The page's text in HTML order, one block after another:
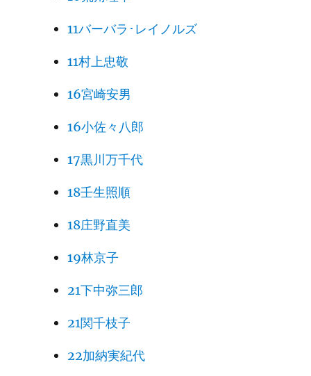
11バーバラ･レイノルズ
11村上忠敬
16宮崎安男
16小佐々八郎
17黒川万千代
18壬生照順
18庄野直美
19林京子
21下中弥三郎
21関千枝子
22加納実紀代